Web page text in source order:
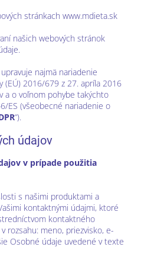
stránkach www.mdieta.sk
našich webových stránok
najmä nariadenie
(EÚ) 2016/679 z 27. apríla 2016
a o voľnom pohybe takýchto
ES (všeobecné nariadenie o
“).
údajov
v prípade použitia
s našimi produktami a
kontaktnými údajmi, ktoré
kontaktného
rozsahu: meno, priezvisko, e-
Osobné údaje uvedené v texte